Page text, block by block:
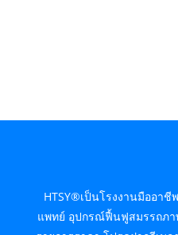
HTSY®เป็นโรงงานมืออา
แพทย์ อุปกรณ์ฟื้นฟูสมรรถภ